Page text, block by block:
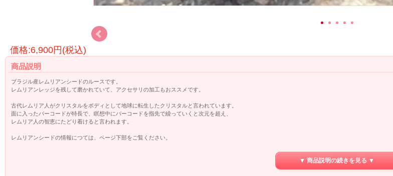
価格:6,900円(税込)
商品説明
ブラジル産レムリアンシードのルースです。
レムリアンレッジを残して磨かれていて、アクセサリの加工もおススメです。
古代レムリア人がクリスタルをボディとして地球に転生したクリスタルと言われています。
面に入ったバーコードが特長で、瞑想中にバーコードを指先で繰っていくと次元を超え、
レムリア人の智恵にたどり着けると言われます。
レムリアンシードの情報につては、ページ下部をご覧ください。
▼ 商品説明の続きを見る ▼